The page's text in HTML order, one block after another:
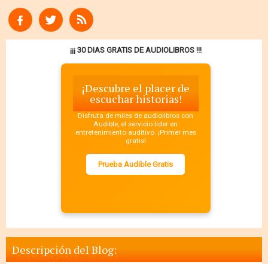
¡¡¡ 30 DIAS GRATIS DE AUDIOLIBROS !!!
¡Descubre el placer de
escuchar historias!
Disfruta de miles de audiolibros con
Audible, el servicio líder en
entretenimiento auditivo. ¡Primer mes
gratis!
Prueba Audible Gratis
Descripción del Blog: